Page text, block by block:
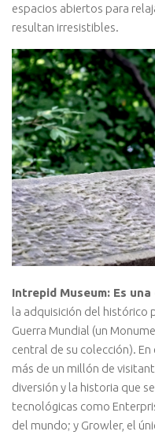
espacios abiertos para
resultan irresistibles.
Intrepid Museum: Es
la adquisición del histórico
Guerra Mundial (un
central de su colección).
más de un millón de
diversión y la historia que
tecnológicas como
del mundo; y Growler, el